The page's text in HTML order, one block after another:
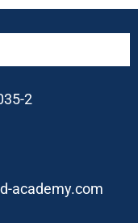
2
academy.com